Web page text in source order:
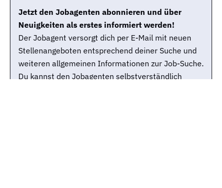
Jetzt den Jobagenten abonnieren und über
Neuigkeiten als erstes informiert werden!
Der Jobagent versorgt dich per E-Mail mit neuen
Stellenangeboten entsprechend deiner Suche und
weiteren allgemeinen Informationen zur Job-Suche.
Du kannst den Jobagenten selbstverständlich